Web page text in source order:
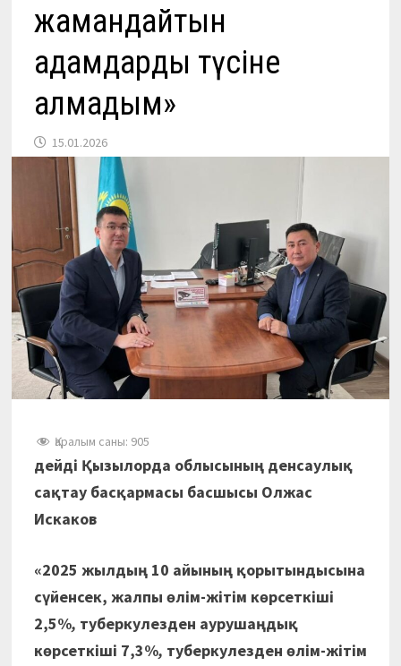
жамандайтын
адамдарды түсіне
алмадым»
15.01.2026
Қаралым саны: 905
дейді Қызылорда облысының денсаулық
сақтау басқармасы басшысы Олжас
Искаков
«2025 жылдың 10 айының қорытындысына
сүйенсек, жалпы өлім-жітім көрсеткіші
2,5%, туберкулезден аурушаңдық
көрсеткіші 7,3%, туберкулезден өлім-жітім